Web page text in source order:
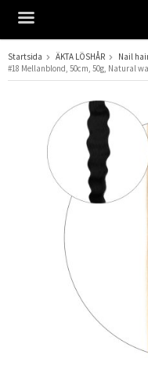
Produkten
Startsida ÄKTA LÖSHÅR Nail
#18 Mellanblond, 50cm, 50g, Natural